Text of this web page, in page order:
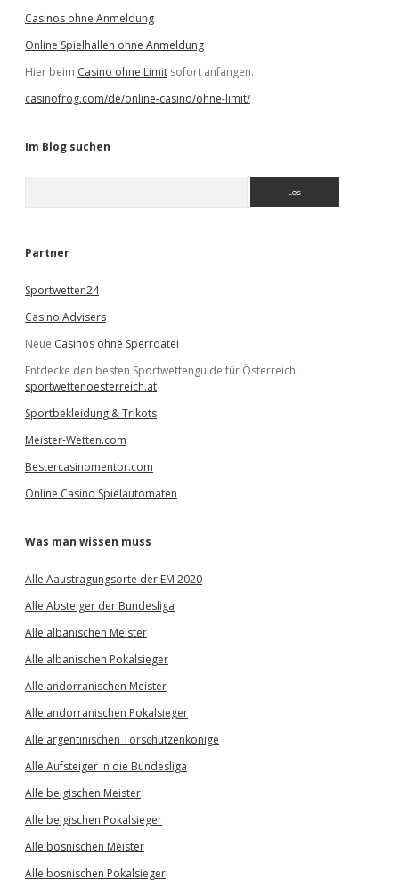
Casinos ohne Anmeldung
Online Spielhallen ohne Anmeldung
Hier beim Casino ohne Limit sofort anfangen.
casinofrog.com/de/online-casino/ohne-limit/
Im Blog suchen
e
Partner
Sportwetten24
Casino Advisers
Neue Casinos ohne Sperrdatei
Entdecke den besten Sportwettenguide für Österreich:
sportwettenoesterreich.at
Sportbekleidung & Trikots
Meister-Wetten.com
Bestercasinomentor.com
Online Casino Spielautomaten
Was man wissen muss
Alle Aaustragungsorte der EM 2020
Alle Absteiger der Bundesliga
Alle albanischen Meister
Alle albanischen Pokalsieger
Alle andorranischen Meister
Alle andorranischen Pokalsieger
Alle argentinischen Torschützenkönige
Alle Aufsteiger in die Bundesliga
Alle belgischen Meister
Alle belgischen Pokalsieger
Alle bosnischen Meister
Alle bosnischen Pokalsieger